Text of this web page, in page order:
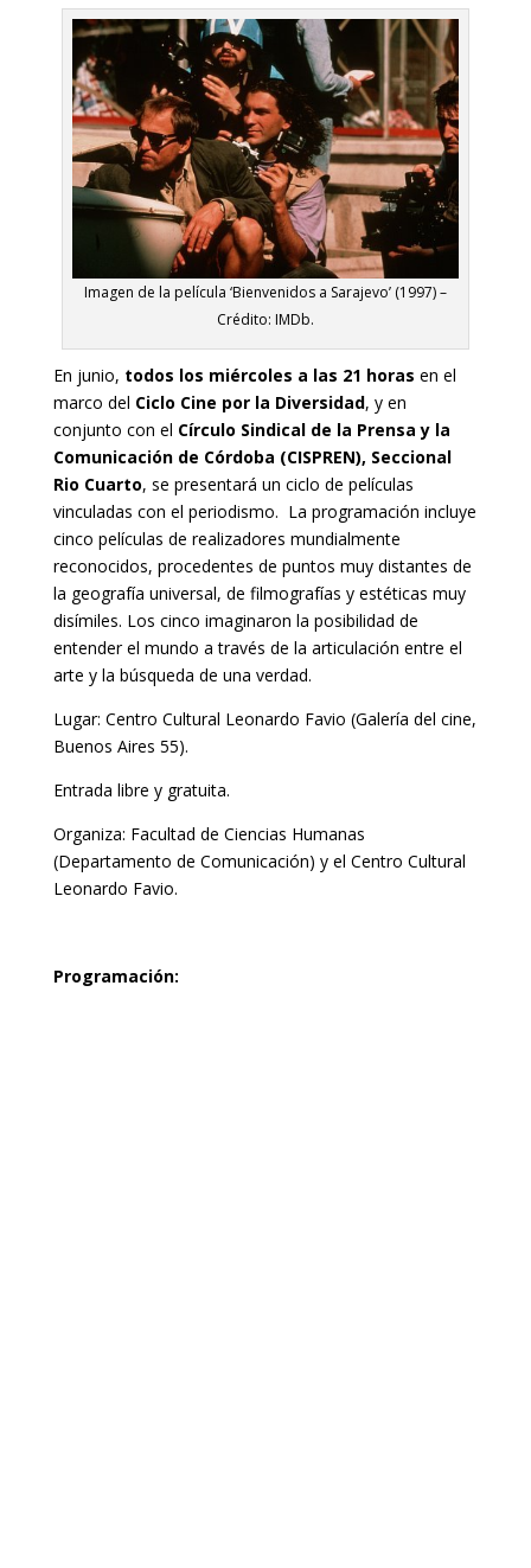
Imagen de la película ‘Bienvenidos a Sarajevo’ (1997) –
Crédito: IMDb.
En junio, todos los miércoles a las 21 horas en el
marco del Ciclo Cine por la Diversidad, y en
conjunto con el Círculo Sindical de la Prensa y la
Comunicación de Córdoba (CISPREN), Seccional
Rio Cuarto, se presentará un ciclo de películas
vinculadas con el periodismo. La programación incluye
cinco películas de realizadores mundialmente
reconocidos, procedentes de puntos muy distantes de
la geografía universal, de filmografías y estéticas muy
disímiles. Los cinco imaginaron la posibilidad de
entender el mundo a través de la articulación entre el
arte y la búsqueda de una verdad.
Lugar: Centro Cultural Leonardo Favio (Galería del cine,
Buenos Aires 55).
Entrada libre y gratuita.
Organiza: Facultad de Ciencias Humanas
(Departamento de Comunicación) y el Centro Cultural
Leonardo Favio.
Programación: